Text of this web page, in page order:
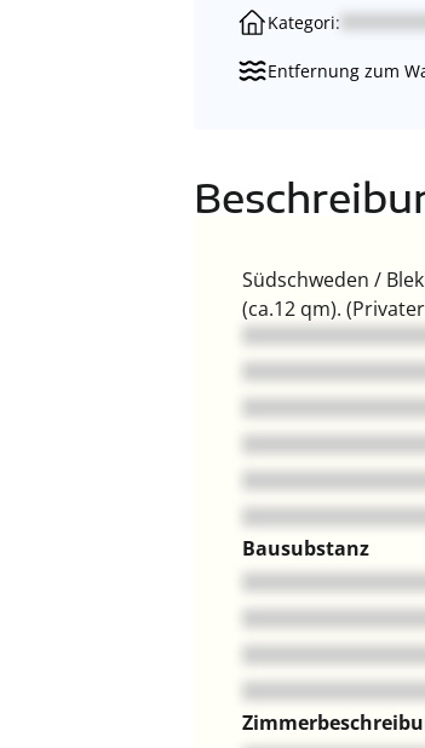
Kategori:
Entfernung zum
Südschweden /
(ca.12 qm).
Bausubstanz